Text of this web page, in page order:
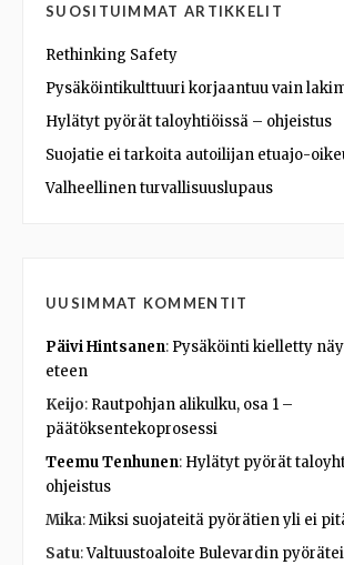
SUOSITUIMMAT ARTIKKELIT
Rethinking Safety
Pysäköintikulttuuri korjaantuu vain
Hylätyt pyörät taloyhtiöissä – ohjeistus
Suojatie ei tarkoita autoilijan etuajo-
Valheellinen turvallisuuslupaus
UUSIMMAT KOMMENTIT
Päivi Hintsanen: Pysäköinti kielletty
eteen
Keijo: Rautpohjan alikulku, osa 1 –
päätöksentekoprosessi
Teemu Tenhunen: Hylätyt pyörät
ohjeistus
Mika:Miksi suojateitä pyörätien yli ei
Satu:Valtuustoaloite Bulevardin